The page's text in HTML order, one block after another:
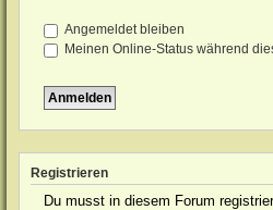
Angemeldet bleiben
Meinen Online-Status während
Registrieren
Du musst in diesem Forum